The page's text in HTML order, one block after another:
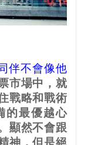
伴不會像他
市場中，就
戰略和戰術
的最優越心
顯然不會跟
神，但是絕